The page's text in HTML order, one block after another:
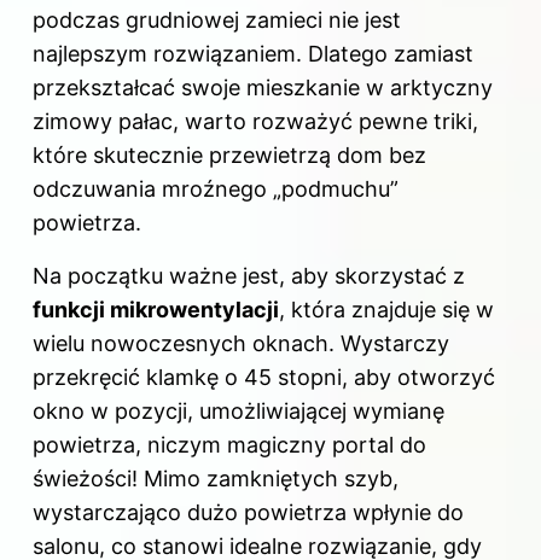
podczas grudniowej zamieci nie jest
najlepszym rozwiązaniem. Dlatego zamiast
przekształcać swoje mieszkanie w arktyczny
zimowy pałac, warto rozważyć pewne triki,
które skutecznie przewietrzą dom bez
odczuwania mroźnego „podmuchu”
powietrza.
Na początku ważne jest, aby skorzystać z
funkcji mikrowentylacji, która znajduje się w
wielu nowoczesnych oknach. Wystarczy
przekręcić klamkę o 45 stopni, aby otworzyć
okno w pozycji, umożliwiającej wymianę
powietrza, niczym magiczny portal do
świeżości! Mimo zamkniętych szyb,
wystarczająco dużo powietrza wpłynie do
salonu, co stanowi idealne rozwiązanie, gdy